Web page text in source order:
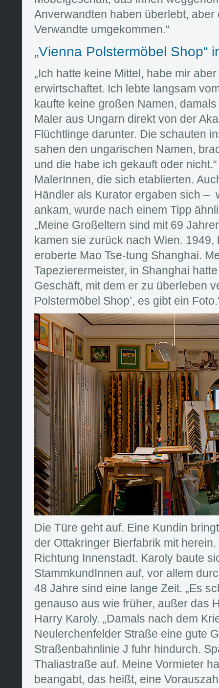
Anverwandten haben überlebt, aber
Verwandte umgekommen.“
„Vienna Polstermöbel Shop“
„Ich hatte keine Mittel, habe mir
erwirtschaftet. Ich lebte langsam
kaufte keine großen Namen,
Maler aus Ungarn direkt von der
Flüchtlinge darunter. Die schauten
sahen den ungarischen Namen,
und die habe ich gekauft oder
MalerInnen, die sich etablierten.
Händler als Kurator ergaben sich –
ankam, wurde nach einem Tipp
„Meine Großeltern sind mit 69
kamen sie zurück nach Wien. 1949,
eroberte Mao Tse-tung Shanghai.
Tapezierermeister, in Shanghai
Geschäft, mit dem er zu überleben
Polstermöbel Shop’, es gibt ein
Die Türe geht auf. Eine Kundin
der Ottakringer Bierfabrik mit
Richtung Innenstadt. Karoly baute
StammkundInnen auf, vor allem
48 Jahre sind eine lange Zeit. „Es
genauso aus wie früher, außer das
Harry Karoly. „Damals nach dem
Neulerchenfelder Straße eine gute
Straßenbahnlinie J fuhr hindurch.
Thaliastraße auf. Meine Vormieter
beangabt, das heißt, eine